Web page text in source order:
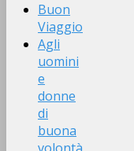
Buon
Viaggio
Agli
uomini
e
donne
di
buona